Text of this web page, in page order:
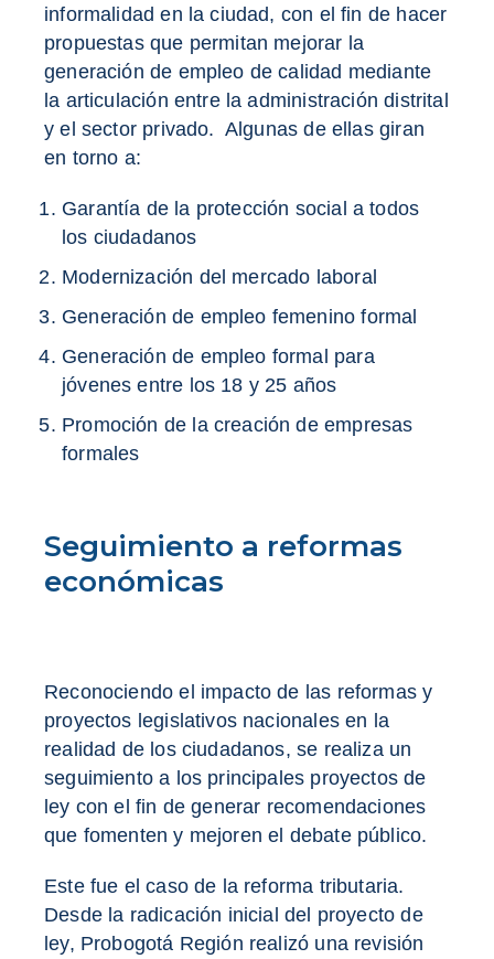
informalidad en la ciudad, con el fin de hacer
propuestas que permitan mejorar la
generación de empleo de calidad mediante
la articulación entre la administración distrital
y el sector privado. Algunas de ellas giran
en torno a:
Garantía de la protección social a todos
los ciudadanos
Modernización del mercado laboral
Generación de empleo femenino formal
Generación de empleo formal para
jóvenes entre los 18 y 25 años
Promoción de la creación de empresas
formales
Seguimiento a reformas
económicas
Reconociendo el impacto de las reformas y
proyectos legislativos nacionales en la
realidad de los ciudadanos, se realiza un
seguimiento a los principales proyectos de
ley con el fin de generar recomendaciones
que fomenten y mejoren el debate público.
Este fue el caso de la reforma tributaria.
Desde la radicación inicial del proyecto de
ley, Probogotá Región realizó una revisión